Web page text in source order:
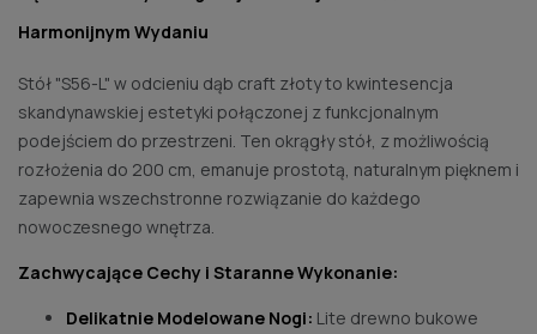
Harmonijnym Wydaniu
Stół "S56-L" w odcieniu dąb craft złoty to kwintesencja
skandynawskiej estetyki połączonej z funkcjonalnym
podejściem do przestrzeni. Ten okrągły stół, z możliwością
rozłożenia do 200 cm, emanuje prostotą, naturalnym pięknem i
zapewnia wszechstronne rozwiązanie do każdego
nowoczesnego wnętrza.
Zachwycające Cechy i Staranne Wykonanie:
Delikatnie Modelowane Nogi: Lite drewno bukowe